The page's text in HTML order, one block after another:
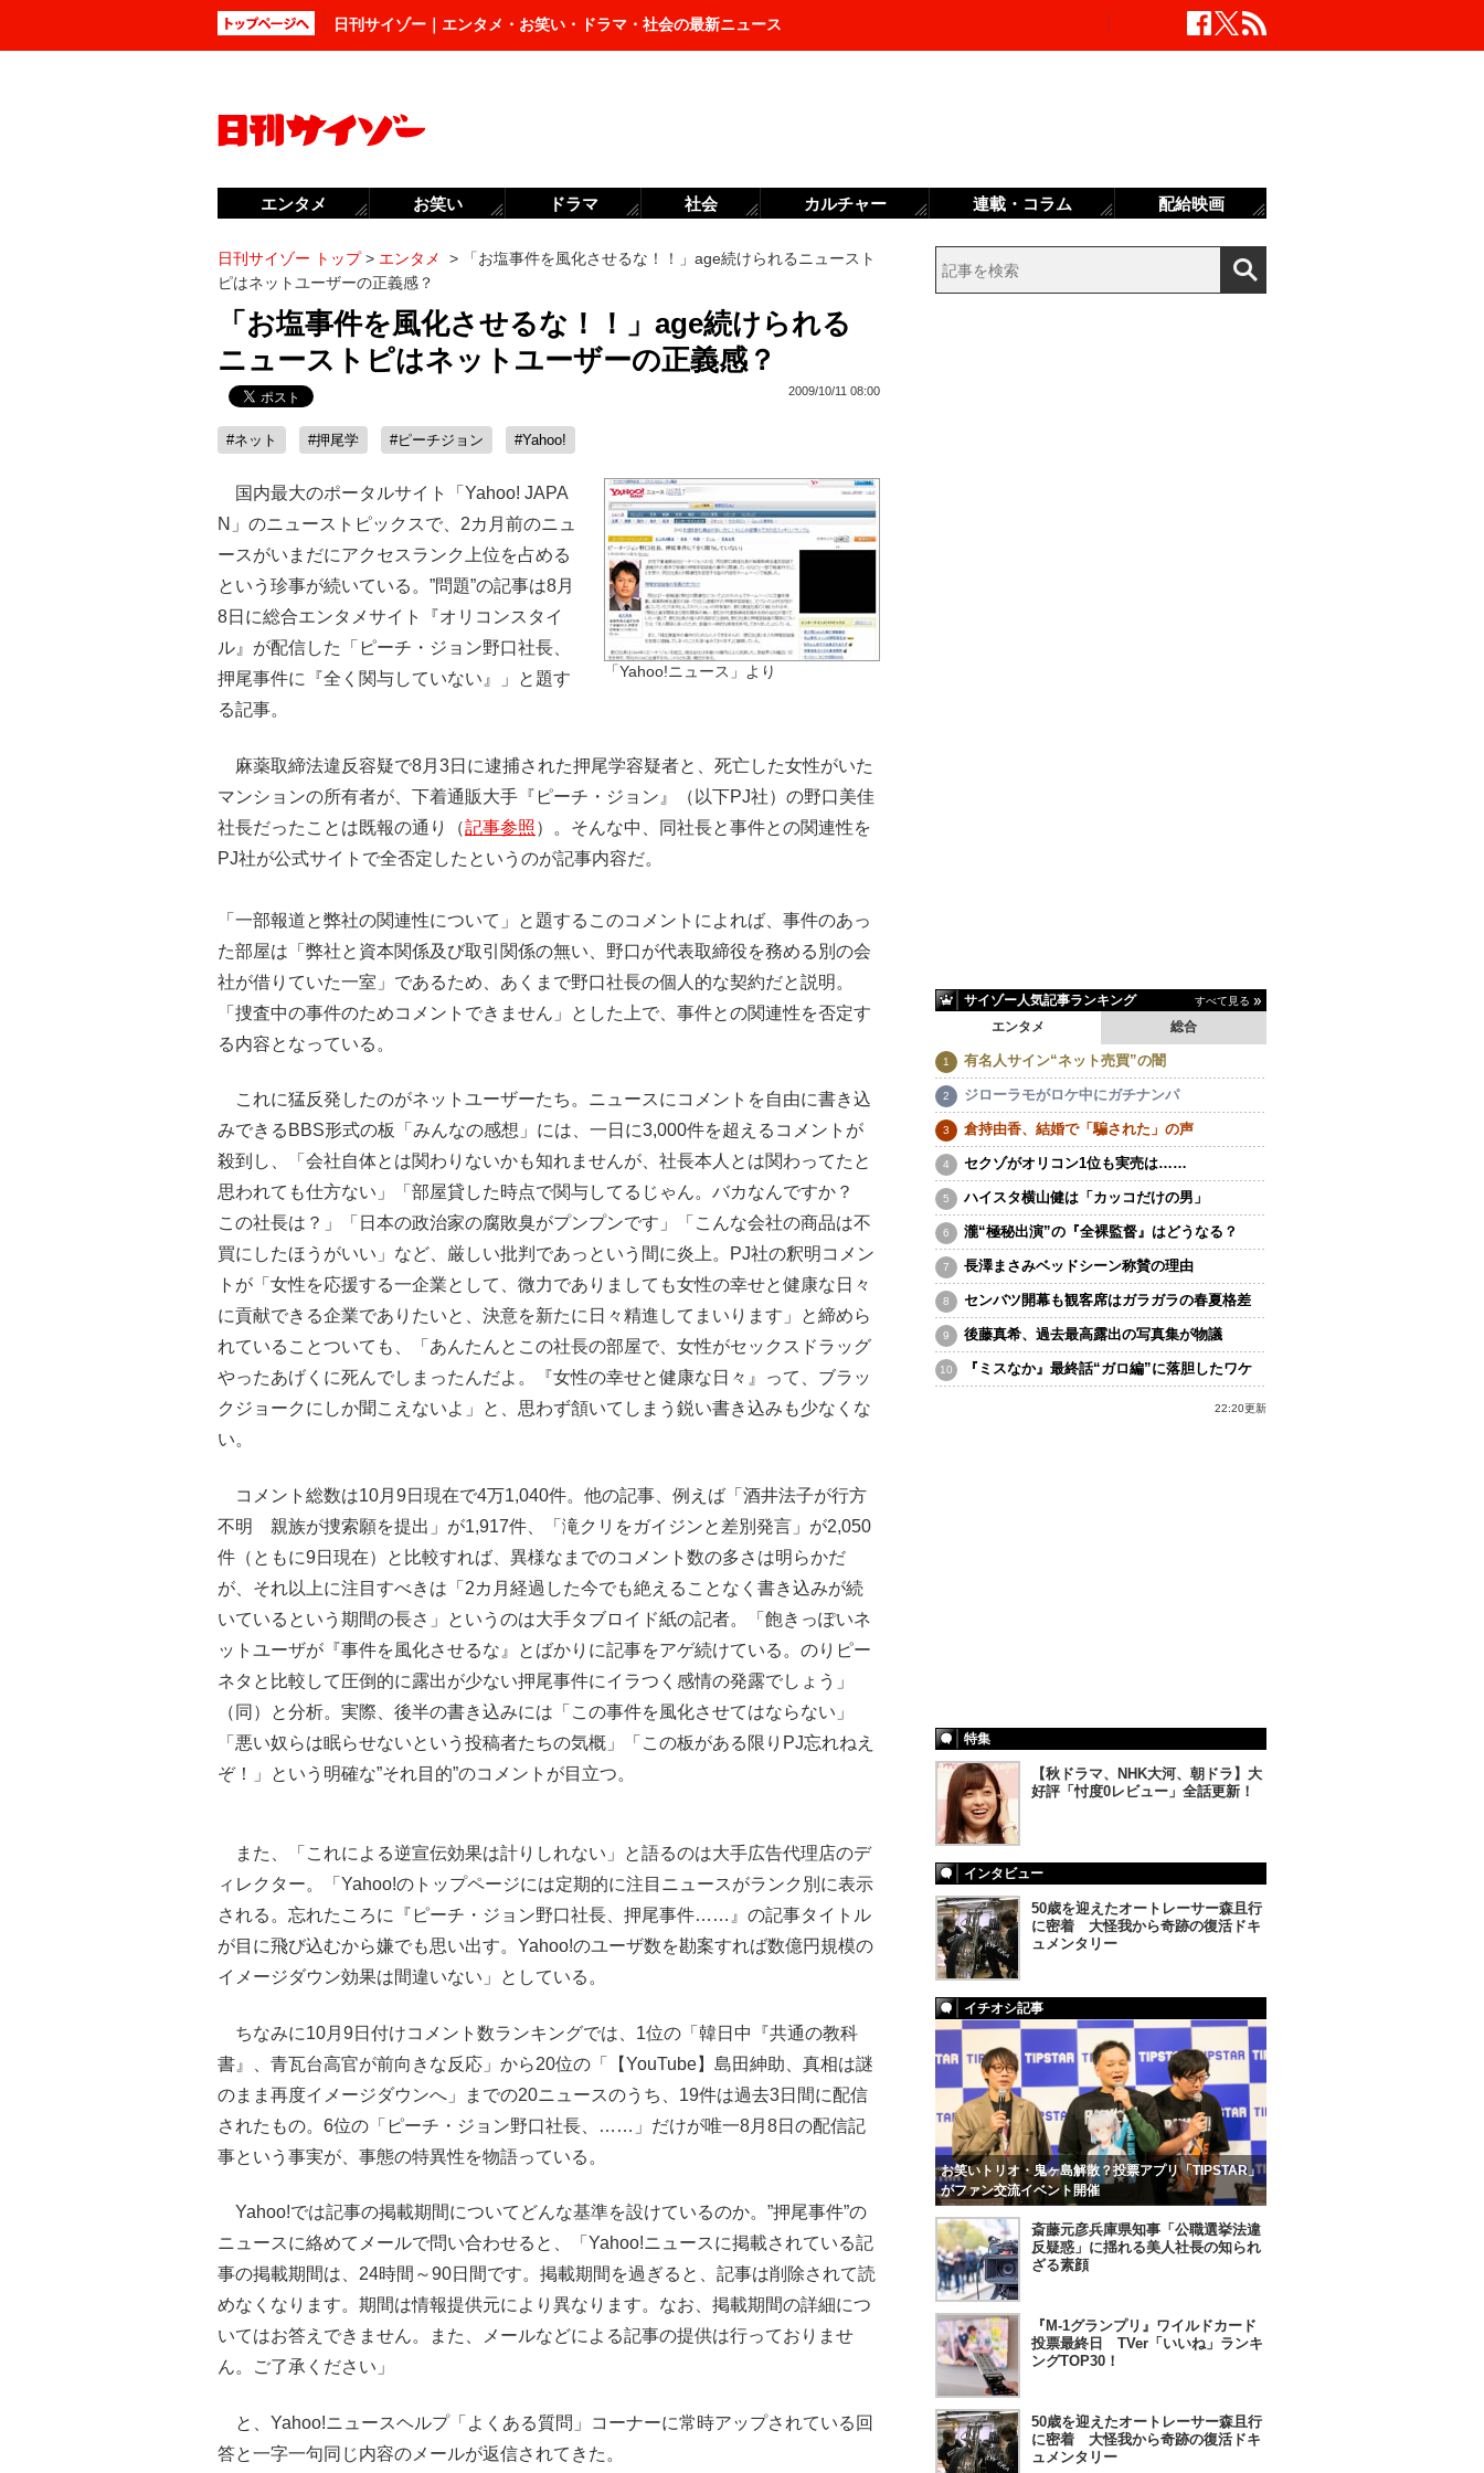
日刊サイゾー｜エンタメ・お笑い・ドラマ・社会の最新ニュース
日刊サイゾー トップ> エンタメ >
「お塩事件を風化させるな！！」age続けられるニュースト
ピはネットユーザーの正義感？
「お塩事件を風化させるな！！」age続けられる
ニューストピはネットユーザーの正義感？
2009/10/11 08:00
#ネット #押尾学 #ピーチジョン #Yahoo!
「Yahoo!ニュース」より
国内最大のポータルサイト「Yahoo! JAPA
N」のニューストピックスで、2カ月前のニュ
ースがいまだにアクセスランク上位を占める
という珍事が続いている。”問題”の記事は8月
8日に総合エンタメサイト『オリコンスタイ
ル』が配信した「ピーチ・ジョン野口社長、
押尾事件に『全く関与していない』」と題す
る記事。
麻薬取締法違反容疑で8月3日に逮捕された押尾学容疑者と、死亡した女性がいた
マンションの所有者が、下着通販大手『ピーチ・ジョン』（以下PJ社）の野口美佳
社長だったことは既報の通り（記事参照）。そんな中、同社長と事件との関連性を
PJ社が公式サイトで全否定したというのが記事内容だ。
「一部報道と弊社の関連性について」と題するこのコメントによれば、事件のあっ
た部屋は「弊社と資本関係及び取引関係の無い、野口が代表取締役を務める別の会
社が借りていた一室」であるため、あくまで野口社長の個人的な契約だと説明。
「捜査中の事件のためコメントできません」とした上で、事件との関連性を否定す
る内容となっている。
これに猛反発したのがネットユーザーたち。ニュースにコメントを自由に書き込
みできるBBS形式の板「みんなの感想」には、一日に3,000件を超えるコメントが
殺到し、「会社自体とは関わりないかも知れませんが、社長本人とは関わってたと
思われても仕方ない」「部屋貸した時点で関与してるじゃん。バカなんですか？
この社長は？」「日本の政治家の腐敗臭がプンプンです」「こんな会社の商品は不
買にしたほうがいい」など、厳しい批判であっという間に炎上。PJ社の釈明コメン
トが「女性を応援する一企業として、微力でありましても女性の幸せと健康な日々
に貢献できる企業でありたいと、決意を新たに日々精進してまいります」と締めら
れていることついても、「あんたんとこの社長の部屋で、女性がセックスドラッグ
やったあげくに死んでしまったんだよ。『女性の幸せと健康な日々』って、ブラッ
クジョークにしか聞こえないよ」と、思わず頷いてしまう鋭い書き込みも少なくな
い。
コメント総数は10月9日現在で4万1,040件。他の記事、例えば「酒井法子が行方
不明 親族が捜索願を提出」が1,917件、「滝クリをガイジンと差別発言」が2,050
件（ともに9日現在）と比較すれば、異様なまでのコメント数の多さは明らかだ
が、それ以上に注目すべきは「2カ月経過した今でも絶えることなく書き込みが続
いているという期間の長さ」というのは大手タブロイド紙の記者。「飽きっぽいネ
ットユーザが『事件を風化させるな』とばかりに記事をアゲ続けている。のりピー
ネタと比較して圧倒的に露出が少ない押尾事件にイラつく感情の発露でしょう」
（同）と分析。実際、後半の書き込みには「この事件を風化させてはならない」
「悪い奴らは眠らせないという投稿者たちの気概」「この板がある限りPJ忘れねえ
ぞ！」という明確な”それ目的”のコメントが目立つ。
また、「これによる逆宣伝効果は計りしれない」と語るのは大手広告代理店のデ
ィレクター。「Yahoo!のトップページには定期的に注目ニュースがランク別に表示
される。忘れたころに『ピーチ・ジョン野口社長、押尾事件……』の記事タイトル
が目に飛び込むから嫌でも思い出す。Yahoo!のユーザ数を勘案すれば数億円規模の
イメージダウン効果は間違いない」としている。
ちなみに10月9日付けコメント数ランキングでは、1位の「韓日中『共通の教科
書』、青瓦台高官が前向きな反応」から20位の「【YouTube】島田紳助、真相は謎
のまま再度イメージダウンへ」までの20ニュースのうち、19件は過去3日間に配信
されたもの。6位の「ピーチ・ジョン野口社長、……」だけが唯一8月8日の配信記
事という事実が、事態の特異性を物語っている。
Yahoo!では記事の掲載期間についてどんな基準を設けているのか。”押尾事件”の
ニュースに絡めてメールで問い合わせると、「Yahoo!ニュースに掲載されている記
事の掲載期間は、24時間～90日間です。掲載期間を過ぎると、記事は削除されて読
めなくなります。期間は情報提供元により異なります。なお、掲載期間の詳細につ
いてはお答えできません。また、メールなどによる記事の提供は行っておりませ
ん。ご了承ください」
と、Yahoo!ニュースヘルプ「よくある質問」コーナーに常時アップされている回
答と一字一句同じ内容のメールが返信されてきた。
サイゾー人気記事ランキング すべて見る
エンタメ 総合
有名人サイン“ネット売買”の闇
ジローラモがロケ中にガチナンパ
倉持由香、結婚で「騙された」の声
セクゾがオリコン1位も実売は……
ハイスタ横山健は「カッコだけの男」
瀧“極秘出演”の『全裸監督』はどうなる？
長澤まさみベッドシーン称賛の理由
センバツ開幕も観客席はガラガラの春夏格差
後藤真希、過去最高露出の写真集が物議
『ミスなか』最終話“ガロ編”に落胆したワケ
22:20更新
特集
【秋ドラマ、NHK大河、朝ドラ】大
好評「忖度0レビュー」全話更新！
インタビュー
50歳を迎えたオートレーサー森且行
に密着 大怪我から奇跡の復活ドキ
ュメンタリー
イチオシ記事
お笑いトリオ・鬼ヶ島解散？投票アプリ「TIPSTAR」
がファン交流イベント開催
斎藤元彦兵庫県知事「公職選挙法違
反疑惑」に揺れる美人社長の知られ
ざる素顔
『M-1グランプリ』ワイルドカード
投票最終日 TVer「いいね」ランキ
ングTOP30！
50歳を迎えたオートレーサー森且行
に密着 大怪我から奇跡の復活ドキ
ュメンタリー
エンタメ お笑い ドラマ 社会 カルチャー 連載・コラム 配給映画